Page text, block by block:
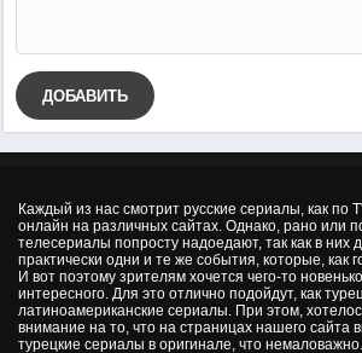
ДОБАВИТЬ
Каждый из нас смотрит русские сериалы, как по
онлайн на различных сайтах. Однако, рано или
телесериалы попросту надоедают, так как в них
практически одни и те же события, которые, как
И вот поэтому зрителям хочется чего-то
интересного. Для это отлично подойдут, как
латиноамериканские сериалы. При этом,
внимание на то, что на страницах нашего сайта
турецкие сериалы в оригинале, что